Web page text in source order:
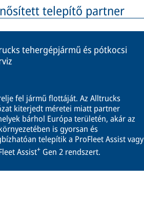
telepítő partner
tehergépjármű és pótkocsi
fel jármű flottáját. Az Alltrucks
kiterjedt méretei miatt partner
bárhol Európa területén, akár az
is gyorsan és
telepítik a ProFleet Assist vagy
Assist+ Gen 2 rendszert.